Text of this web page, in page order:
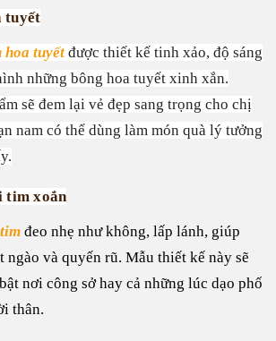
tuyết
hoa tuyết được thiết kế tinh xảo, độ sáng
những bông hoa tuyết xinh xắn.
sẽ đem lại vẻ đẹp sang trọng cho chị
nam có thể dùng làm món quà lý tưởng
tim xoắn
đeo nhẹ như không, lấp lánh, giúp
ngào và quyến rũ. Mẫu thiết kế này sẽ
nơi công sở hay cả những lúc dạo phố
thân.